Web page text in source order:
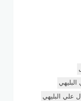
البليهي
علي البليهي